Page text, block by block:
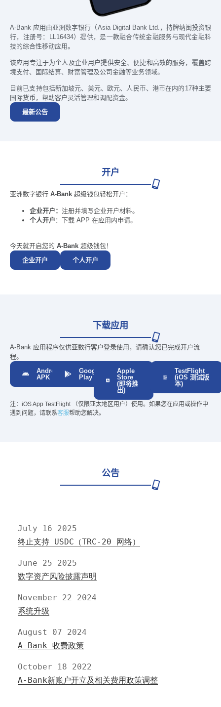
A-Bank 应用由亚洲数字银行（Asia Digital Bank Ltd.，持牌纳闽投资银
行，注册号：LL16434）提供，是一款融合传统金融服务与现代金融科
技的综合性移动应用。
该应用专注于为个人及企业用户提供安全、便捷和高效的服务，覆盖跨
境支付、国际结算、财富管理及公司金融等业务领域。
目前已支持包括新加坡元、美元、欧元、人民币、港币在内的17种主要
国际货币，帮助客户灵活管理和调配资金。
最新公告
开户
亚洲数字银行 A-Bank 超级钱包轻松开户：
企业开户： 注册并填写企业开户材料。
个人开户 ：下载 APP 在应用内申请。
今天就开启您的 A-Bank 超级钱包！
企业开户
个人开户
下载应用
A-Bank 应用程序仅供亚数行客户登录使用，请确认您已完成开户流
程。
Android
APK
Google
Play
Apple
Store
(即将推
出)
TestFlight
(iOS 测试版
本)
注：iOS App TestFlight （仅限亚太地区用户）使用。如果您在应用或操作中
遇到问题，请联系客服帮助您解决。
公告